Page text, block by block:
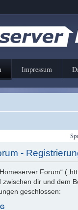
Impressum
-
Forum“
zwischen dir und dem
geschlossen: